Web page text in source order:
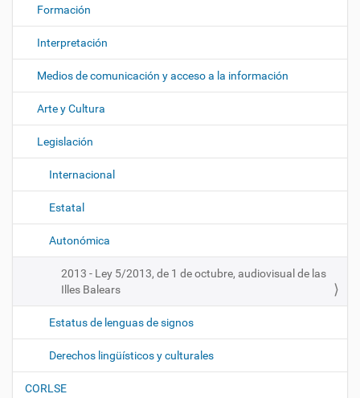
Formación
Interpretación
Medios de comunicación y acceso a la información
Arte y Cultura
Legislación
Internacional
Estatal
Autonómica
2013 - Ley 5/2013, de 1 de octubre, audiovisual de las
Illes Balears
Estatus de lenguas de signos
Derechos lingüísticos y culturales
CORLSE